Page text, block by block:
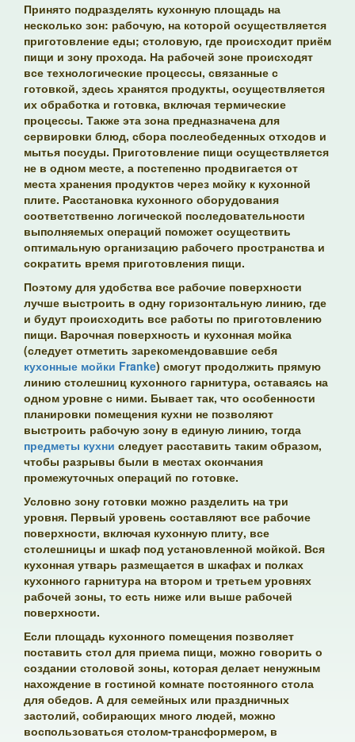
Принято подразделять кухонную площадь на
несколько зон: рабочую, на которой осуществляется
приготовление еды; столовую, где происходит приём
пищи и зону прохода. На рабочей зоне происходят
все технологические процессы, связанные с
готовкой, здесь хранятся продукты, осуществляется
их обработка и готовка, включая термические
процессы. Также эта зона предназначена для
сервировки блюд, сбора послеобеденных отходов и
мытья посуды. Приготовление пищи осуществляется
не в одном месте, а постепенно продвигается от
места хранения продуктов через мойку к кухонной
плите. Расстановка кухонного оборудования
соответственно логической последовательности
выполняемых операций поможет осуществить
оптимальную организацию рабочего пространства и
сократить время приготовления пищи.
Поэтому для удобства все рабочие поверхности
лучше выстроить в одну горизонтальную линию, где
и будут происходить все работы по приготовлению
пищи. Варочная поверхность и кухонная мойка
(следует отметить зарекомендовавшие себя
кухонные мойки Franke) смогут продолжить прямую
линию столешниц кухонного гарнитура, оставаясь на
одном уровне с ними. Бывает так, что особенности
планировки помещения кухни не позволяют
выстроить рабочую зону в единую линию, тогда
предметы кухни следует расставить таким образом,
чтобы разрывы были в местах окончания
промежуточных операций по готовке.
Условно зону готовки можно разделить на три
уровня. Первый уровень составляют все рабочие
поверхности, включая кухонную плиту, все
столешницы и шкаф под установленной мойкой. Вся
кухонная утварь размещается в шкафах и полках
кухонного гарнитура на втором и третьем уровнях
рабочей зоны, то есть ниже или выше рабочей
поверхности.
Если площадь кухонного помещения позволяет
поставить стол для приема пищи, можно говорить о
создании столовой зоны, которая делает ненужным
нахождение в гостиной комнате постоянного стола
для обедов. А для семейных или праздничных
застолий, собирающих много людей, можно
воспользоваться столом-трансформером, в